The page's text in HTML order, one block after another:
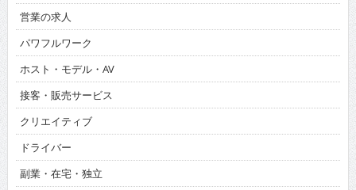
営業の求人
パワフルワーク
ホスト・モデル・AV
接客・販売サービス
クリエイティブ
ドライバー
副業・在宅・独立